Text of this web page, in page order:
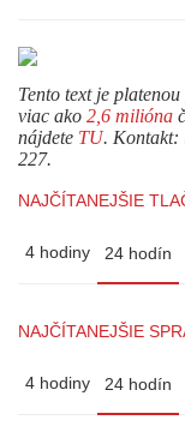
Tento text je
viac ako 2,6 milióna
nájdete TU. Kontakt:
227.
NAJČÍTANEJŠIE
4 hodiny 24 hodín
NAJČÍTANEJŠIE
4 hodiny 24 hodín